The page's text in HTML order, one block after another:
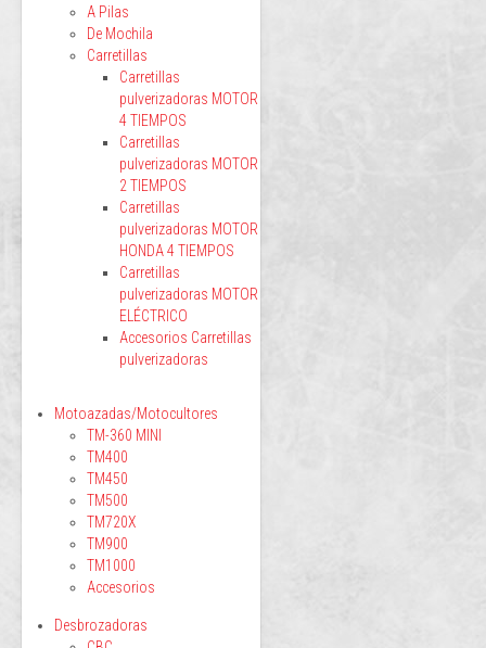
A Pilas
De Mochila
Carretillas
Carretillas
pulverizadoras MOTOR
4 TIEMPOS
Carretillas
pulverizadoras MOTOR
2 TIEMPOS
Carretillas
pulverizadoras MOTOR
HONDA 4 TIEMPOS
Carretillas
pulverizadoras MOTOR
ELÉCTRICO
Accesorios Carretillas
pulverizadoras
Motoazadas/Motocultores
TM-360 MINI
TM400
TM450
TM500
TM720X
TM900
TM1000
Accesorios
Desbrozadoras